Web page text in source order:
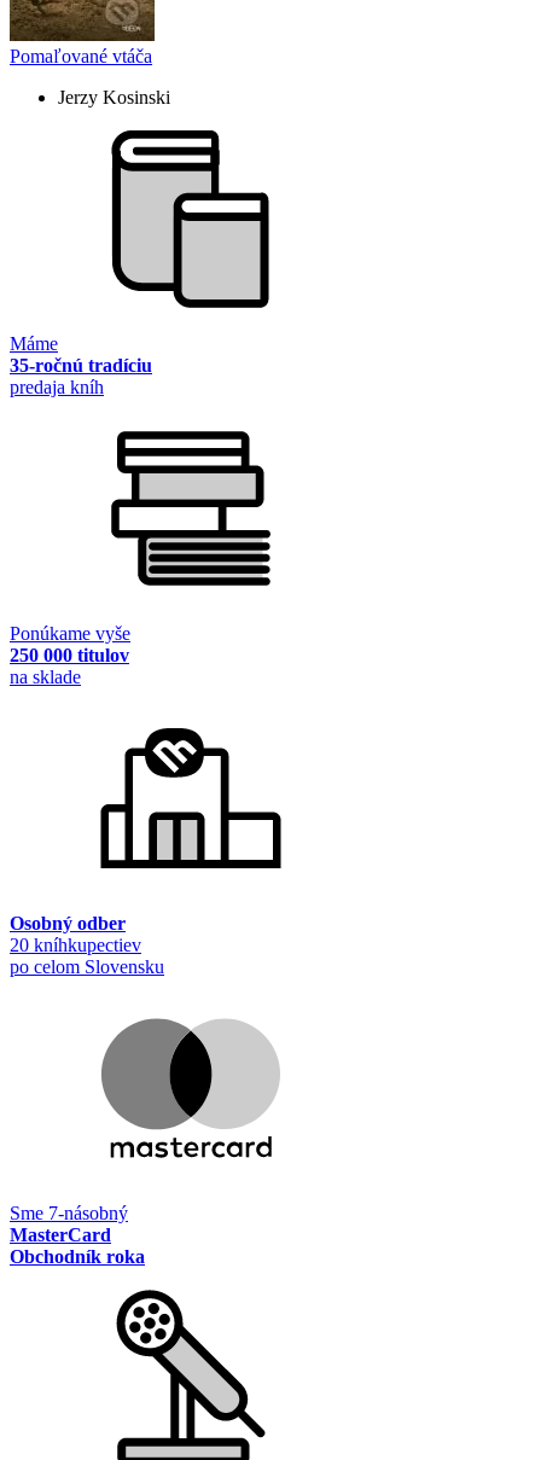
Pomaľované vtáča
Jerzy Kosinski
Máme
35-ročnú tradíciu
predaja kníh
Ponúkame vyše
250 000 titulov
na sklade
Osobný odber
20 kníhkupectiev
po celom Slovensku
Sme 7-násobný
MasterCard
Obchodník roka